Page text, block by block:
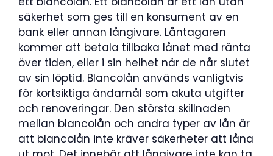
säkerhet som ges till en konsument av en
bank eller annan långivare. Låntagaren
kommer att betala tillbaka lånet med ränta
över tiden, eller i sin helhet när de når slutet
av sin löptid. Blancolån används vanligtvis
för kortsiktiga ändamål som akuta utgifter
och renoveringar. Den största skillnaden
mellan blancolån och andra typer av lån är
att blancolån inte kräver säkerheter att låna